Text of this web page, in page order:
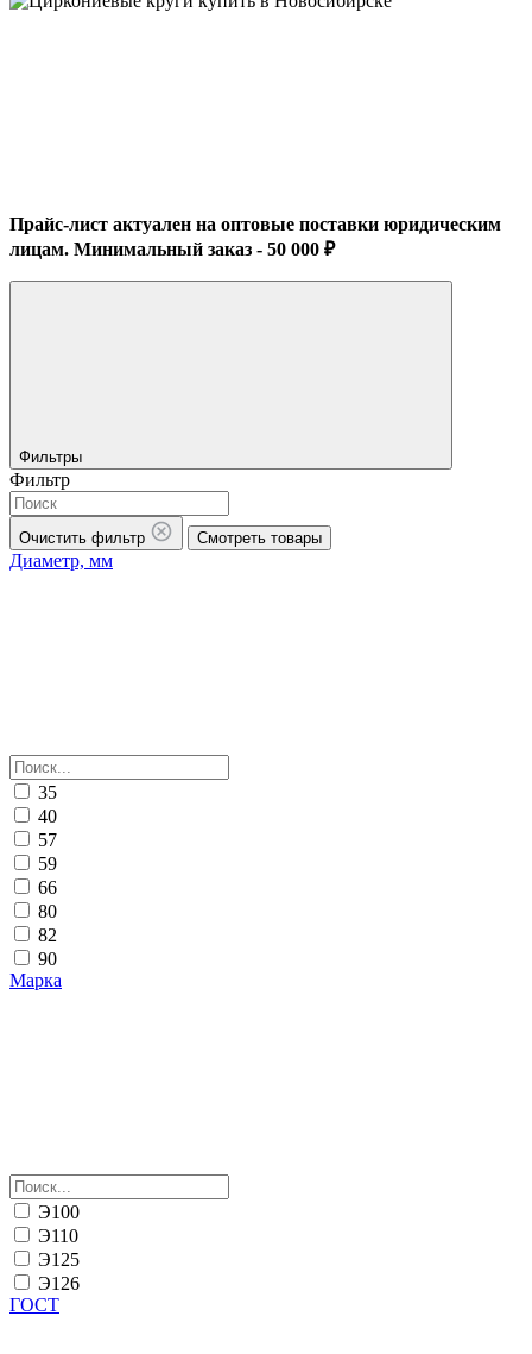
Прайс-лист актуален на оптовые поставки юридическим
лицам. Минимальный заказ - 50 000 ₽
Фильтры
Фильтр
Очистить фильтр Смотреть товары
Диаметр, мм
35
40
57
59
66
80
82
90
Марка
Э100
Э110
Э125
Э126
ГОСТ